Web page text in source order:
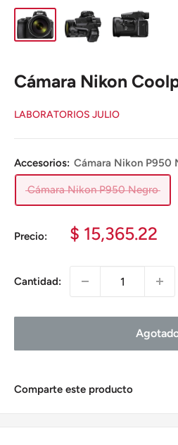
Cámara Nikon
LABORATORIOS JULIO
Accesorios: Cámara Nikon P950
Cámara Nikon P950 Negro
Precio:
Precio
$ 15,365.22
Cantidad:
Comparte este producto